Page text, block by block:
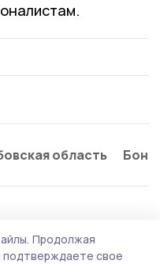
область
Продолжая
подтверждаете свое